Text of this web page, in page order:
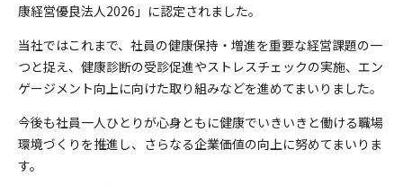
康経営優良法人 2026 」に認定されました。
当社ではこれまで、社員の健康保持・増進を重要な経営課題の一
つと捉え、健康診断の受診促進やストレスチェックの実施、エン
ゲージメント向上に向けた取り組みなどを進めてまいりました。
今後も社員一人ひとりが心身ともに健康でいきいきと働ける職場
環境づくりを推進し、さらなる企業価値の向上に努めてまいりま
す。